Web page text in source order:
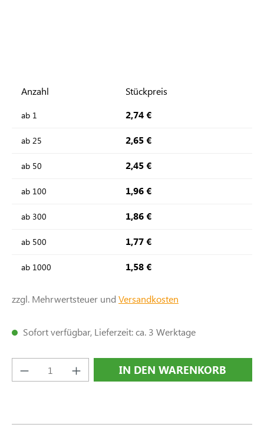
Anzahl Stückpreis
ab 1 2,74 €
ab 25 2,65 €
ab 50 2,45 €
ab 100 1,96 €
ab 300 1,86 €
ab 500 1,77 €
ab 1000 1,58 €
zzgl. Mehrwertsteuer und Versandkosten
Sofort verfügbar, Lieferzeit: ca. 3 Werktage
Produkt Anzahl: Gib den gewünschten
IN DEN WARENKORB